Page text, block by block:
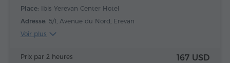
Place: Ibis Yerevan Center Hotel
Adresse: 5/1, Avenue du Nord, Erevan
Voir plus
Prix par 2 heures 167 USD